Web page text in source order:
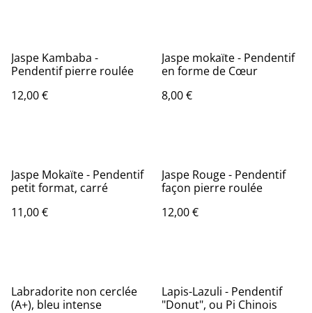
Jaspe Kambaba -
Pendentif pierre roulée
12,00 €
Jaspe mokaïte - Pendentif
en forme de Cœur
8,00 €
Jaspe Mokaïte - Pendentif
petit format, carré
11,00 €
Jaspe Rouge - Pendentif
façon pierre roulée
12,00 €
Labradorite non cerclée
(A+), bleu intense
Lapis-Lazuli - Pendentif
"Donut", ou Pi Chinois